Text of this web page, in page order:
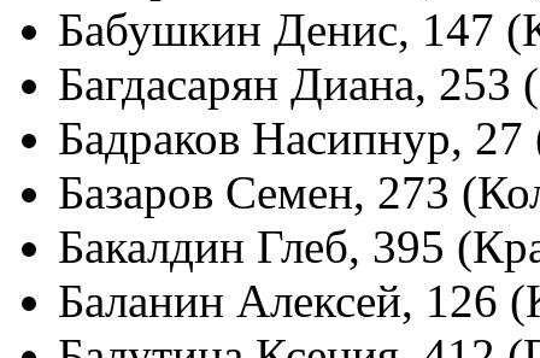
Бабушкин Денис, 147
Багдасарян Диана,
Бадраков Насипнур, 27
Базаров Семен, 273
Бакалдин Глеб, 395
Баланин Алексей, 126